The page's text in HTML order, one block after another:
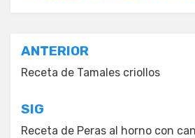
Navegación
de
entradas
ANTERIOR
Receta de Tamales criollos
SIG
Receta de Peras al horno con